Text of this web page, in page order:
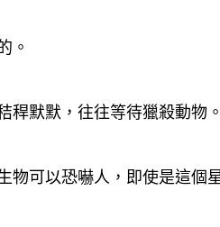
。
稈默默，往往等待獵殺動物。
物可以恐嚇人，即使是這個